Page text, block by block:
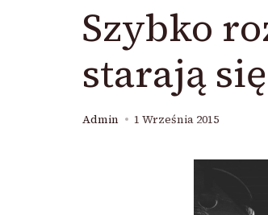
Szybko
starają
Admin 1 Września 2015